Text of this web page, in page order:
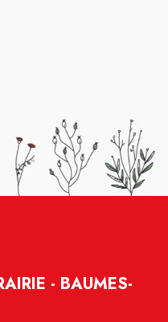
- BAUMES-